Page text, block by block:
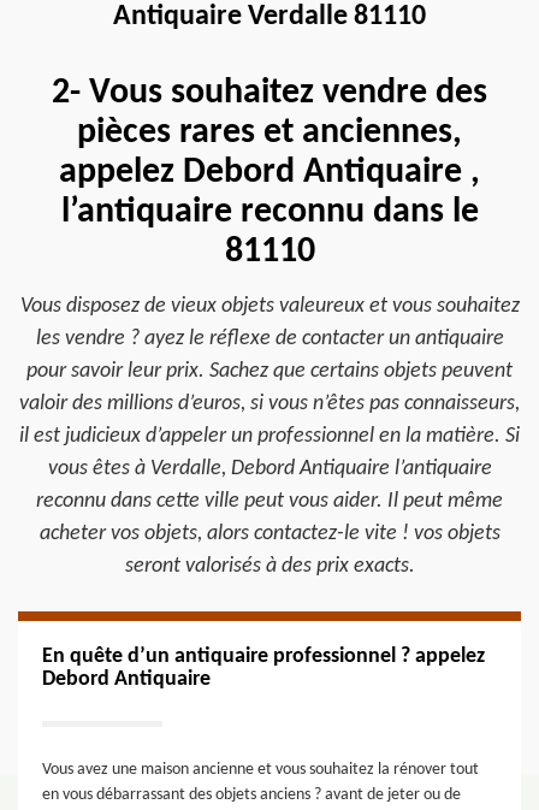
Antiquaire Verdalle 81110
2- Vous souhaitez vendre des
pièces rares et anciennes,
appelez Debord Antiquaire ,
l’antiquaire reconnu dans le
81110
Vous disposez de vieux objets valeureux et vous souhaitez
les vendre ? ayez le réflexe de contacter un antiquaire
pour savoir leur prix. Sachez que certains objets peuvent
valoir des millions d’euros, si vous n’êtes pas connaisseurs,
il est judicieux d’appeler un professionnel en la matière. Si
vous êtes à Verdalle, Debord Antiquaire l’antiquaire
reconnu dans cette ville peut vous aider. Il peut même
acheter vos objets, alors contactez-le vite ! vos objets
seront valorisés à des prix exacts.
En quête d’un antiquaire professionnel ? appelez
Debord Antiquaire
Vous avez une maison ancienne et vous souhaitez la rénover tout
en vous débarrassant des objets anciens ? avant de jeter ou de